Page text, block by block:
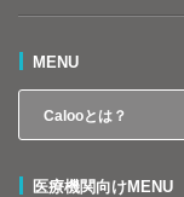
MENU
Calooとは？
医療機関向けMENU